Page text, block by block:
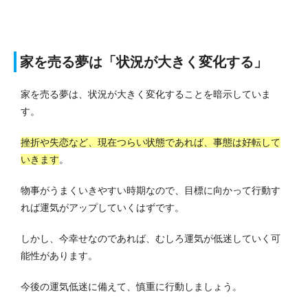
家を売る夢は「状況が大きく変化する」
家を売る夢は、状況が大きく変化することを暗示していま
す。
挫折や失恋など、現在つらい状態であれば、事態は好転して
いきます。
物事がうまくいきやすい時期なので、目標に向かって行動す
れば運気がアップしていくはずです。
しかし、今幸せなのであれば、むしろ運気が低迷していく可
能性があります。
今後の運気低迷に備えて、慎重に行動しましょう。